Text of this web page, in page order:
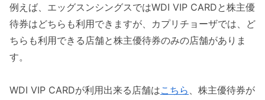
例えば、エッグスンシングスではWDI VIP CARDと株主優
待券はどちらも利用できますが、カプリチョーザでは、ど
ちらも利用できる店舗と株主優待券のみの店舗がありま
す。
WDI VIP CARDが利用出来る店舗はこちら 、株主優待券が